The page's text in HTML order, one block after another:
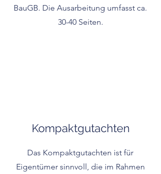
BauGB. Die Ausarbeitung umfasst ca.
30-40 Seiten.
Kompaktgutachten
Das Kompaktgutachten ist für
Eigentümer sinnvoll, die im Rahmen